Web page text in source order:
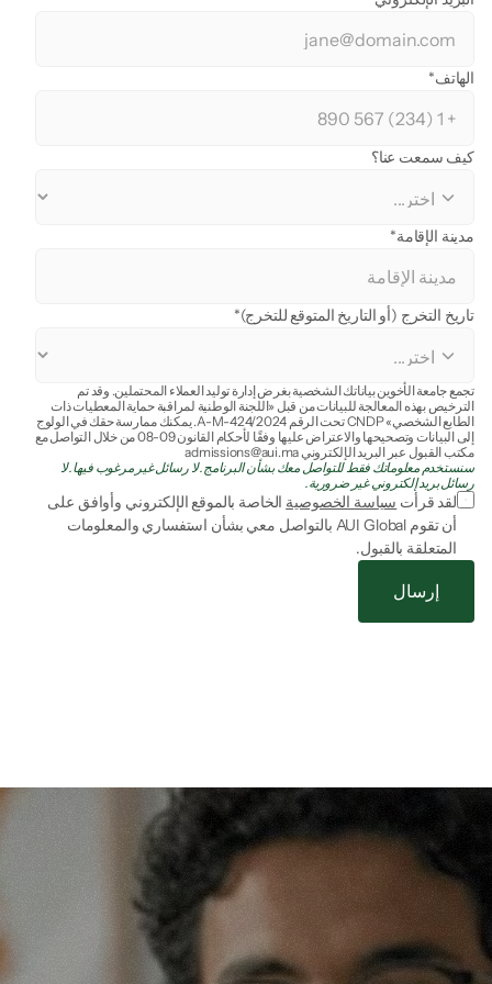
الهاتف*
كيف سمعت عنا؟
مدينة الإقامة*
تاريخ التخرج (أو التاريخ المتوقع للتخرج)*
الترخيص بهذه المعالجة للبيانات من قبل «اللجنة الوطنية لمراقبة حماية المعطيات ذات
إلى البيانات وتصحيحها والاعتراض عليها وفقًا لأحكام القانون 09-08 من خلال التواصل مع
مكتب القبول عبر البريد الإلكتروني admissions@aui.ma
رسائل بريد إلكتروني غير ضرورية.
لقد قرأت سياسة الخصوصية
المتعلقة بالقبول.
إرسال